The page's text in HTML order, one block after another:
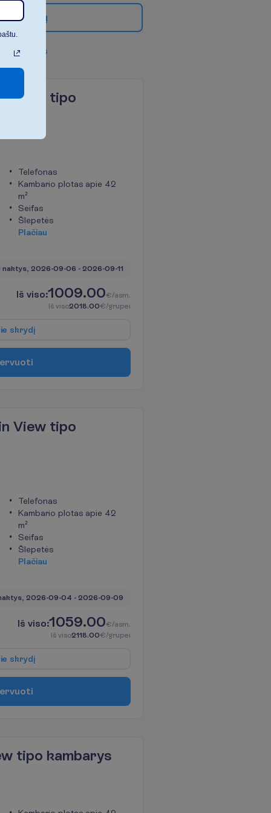
iau f ų
s s
View tipo
Telefonas
Kambario plotas apie 42
m²
Seifas
Šlepetės
Plačiau
naktys, 2026-09-06 - 2026-09-11
Iš viso:1009.00€/asm.
Iš viso2018.00€/grupei
ie skrydį
ervuoti
View tipo
Telefonas
Kambario plotas apie 42
m²
Seifas
Šlepetės
Plačiau
2026-09-04 - 2026-09-09
Iš viso:1059.00€/asm.
Iš viso2118.00€/grupei
ie skrydį
ervuoti
tipo kambarys